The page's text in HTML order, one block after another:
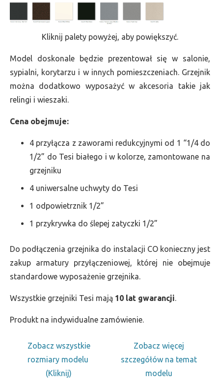
Kliknij palety powyżej, aby powiększyć.
Model doskonale będzie prezentował się w salonie,
sypialni, korytarzu i w innych pomieszczeniach. Grzejnik
można dodatkowo wyposażyć w akcesoria takie jak
relingi i wieszaki.
Cena obejmuje:
4 przyłącza z zaworami redukcyjnymi od 1 “1/4 do
1/2” do Tesi białego i w kolorze, zamontowane na
grzejniku
4 uniwersalne uchwyty do Tesi
1 odpowietrznik 1/2”
1 przykrywka do ślepej zatyczki 1/2”
Do podłączenia grzejnika do instalacji CO konieczny jest
zakup armatury przyłączeniowej, której nie obejmuje
standardowe wyposażenie grzejnika.
Wszystkie grzejniki Tesi mają 10 lat gwarancji.
Produkt na indywidualne zamówienie.
Zobacz wszystkie
rozmiary modelu
(Kliknij)
Zobacz więcej
szczegółów na temat
modelu